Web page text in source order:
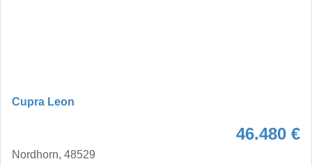
Cupra Leon
46.480 €
Nordhorn, 48529